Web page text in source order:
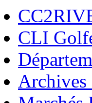
CLI
Archives